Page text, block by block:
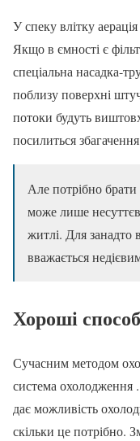
У спеку влітку
Якщо в ємності є
спеціальна насадка-
поблизу поверхні
потоки будуть
посилиться
Але потрібно
може лише
житлі. Для занадто
вважається
Хороші
Сучасним методом
система охолодження
дає можливість
скільки це потрібно.